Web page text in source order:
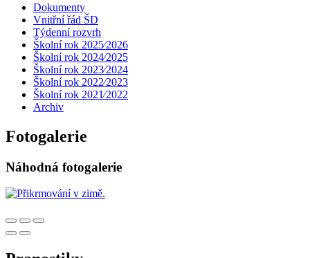
Dokumenty
Vnitřní řád ŠD
Týdenní rozvrh
Školní rok 2025⁄2026
Školní rok 2024⁄2025
Školní rok 2023⁄2024
Školní rok 2022⁄2023
Školní rok 2021⁄2022
Archiv
Fotogalerie
Náhodná fotogalerie